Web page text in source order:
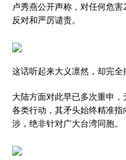
卢秀燕公开声称，对任何危
反对和严厉谴责。
这话听起来大义凛然，却完全
大陆方面对此早已多次重申
各类行动，其矛头始终精准指
涉，绝非针对广大台湾同胞。